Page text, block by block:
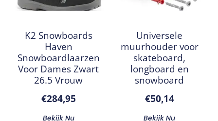
K2 Snowboards
Haven
Snowboardlaarzen
Voor Dames Zwart
26.5 Vrouw
€284,95
Bekijk Nu
Universele
muurhouder voor
skateboard,
longboard en
snowboard
€50,14
Bekijk Nu